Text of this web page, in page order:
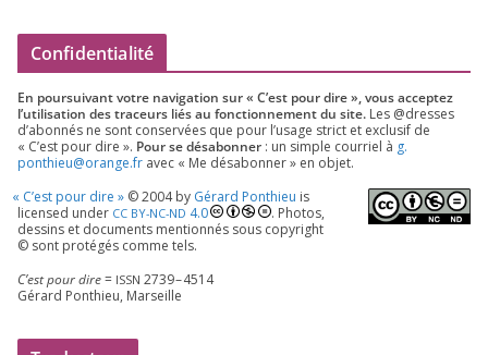
Confidentialité
En pour­sui­vant votre navi­ga­tion sur « C’est pour dire », vous accep­tez
l’utilisation des tra­ceurs liés au fonc­tion­ne­ment du site. Les @dresses
d’a­bon­nés ne sont conser­vées que pour l’u­sage strict et exclu­sif de
« C’est pour dire ». Pour se désa­bon­ner : un simple cour­riel à g.​
ponthieu@​orange.​fr avec « Me désa­bon­ner » en objet.
« C’est pour dire » ©2004by Gérard Ponthieu is
licen­sed under CC BY-NC-ND 4.0
. Photos,
des­sins et docu­ments men­tion­nés sous copy­right
© sont pro­té­gés comme tels.
C’est pour dire= ISSN 2739–4514
Gérard Ponthieu, Marseille